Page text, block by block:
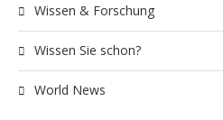
Wissen & Forschung
Wissen Sie schon?
World News